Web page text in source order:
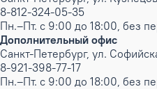
8-812-324-05-35
Пн.–Пт. с 9:00 до 18:00, без
Дополнительный офис
Санкт-Петербург, ул.
8-921-398-77-17
Пн.–Пт. с 9:00 до 18:00, без